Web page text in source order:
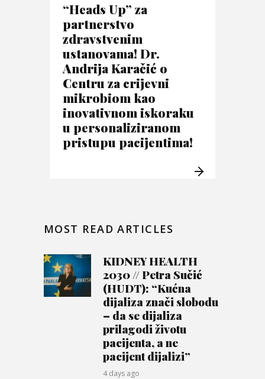
“Heads Up” za
partnerstvo
zdravstvenim
ustanovama! Dr.
Andrija Karačić o
Centru za crijevni
mikrobiom kao
inovativnom iskoraku
u personaliziranom
pristupu pacijentima!
MOST READ ARTICLES
KIDNEY HEALTH
2030 // Petra Sučić
(HUDT): “Kućna
dijaliza znači slobodu
– da se dijaliza
prilagodi životu
pacijenta, a ne
pacijent dijalizi”
4 days ago